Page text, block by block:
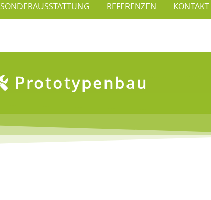
SONDERAUSSTATTUNG REFERENZEN KONTAKT
Prototypenbau